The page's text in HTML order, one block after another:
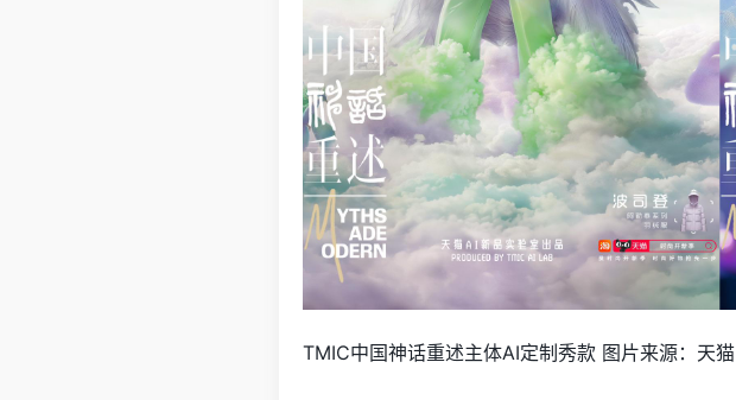
TMIC中国神话重述主体AI定制秀款 图片来源：天猫